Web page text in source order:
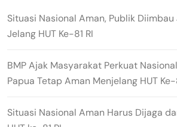
Situasi Nasional Aman, Publik
Jelang HUT Ke-81 RI
BMP Ajak Masyarakat Perkuat
Papua Tetap Aman Menjelang HUT Ke-
Situasi Nasional Aman Harus Dijaga